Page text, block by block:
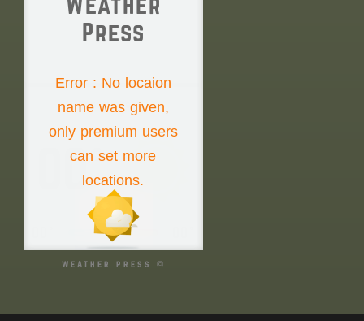
Press
Error : No locaion
name was given,
only premium users
can set more
locations.
Sunday the 9th
00°
weather press ©